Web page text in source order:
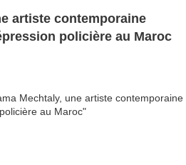
artiste contemporaine
policière au Maroc